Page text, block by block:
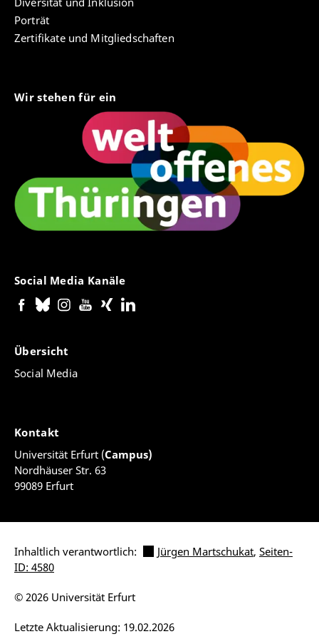
Porträt
Zertifikate und Mitgliedschaften
Wir stehen für ein
Social Media Kanäle
Übersicht
Social Media
Kontakt
Universität Erfurt (Campus)
Nordhäuser Str. 63
99089 Erfurt
Inhaltlich verantwortlich: Jürgen Martschukat, Seiten-
ID: 4580
Letzte Aktualisierung: 19.02.2026
© 2026 Universität Erfurt